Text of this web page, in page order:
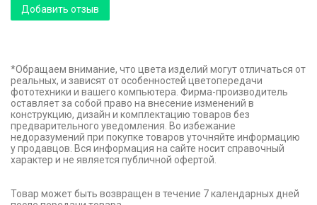
Добавить отзыв
*Обращаем внимание, что цвета изделий могут отличаться от
реальных, и зависят от особенностей цветопередачи
фототехники и вашего компьютера. Фирма-производитель
оставляет за собой право на внесение изменений в
конструкцию, дизайн и комплектацию товаров без
предварительного уведомления. Во избежание
недоразумений при покупке товаров уточняйте информацию
у продавцов. Вся информация на сайте носит справочный
характер и не является публичной офертой.
Товар может быть возвращен в течение 7 календарных дней